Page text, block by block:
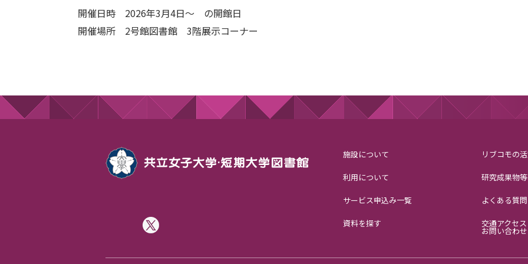
開催日時 2026年3月4日～ の開館日
開催場所 2号館図書館 3階展示コーナー
施設について
利用について
サービス申込み一覧
資料を探す
リブコモの
研究成果物等
よくある質問
交通アクセ
お問い合わせ